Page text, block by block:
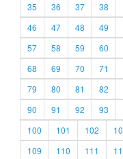
35
36 37 38
46
47 48 49
57
58 59 60
68
69 70 71
79
80 81 82
90
91 92 93
100
101 102
109
110 111